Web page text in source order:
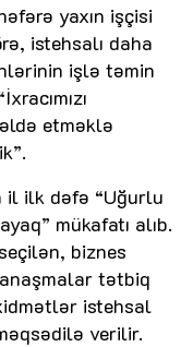
yaxın işçisi
istehsalı daha
işlə təmin
etməklə
il ilk dəfə “Uğurlu
mükafatı alıb.
biznes
tətbiq
istehsal
verilir.